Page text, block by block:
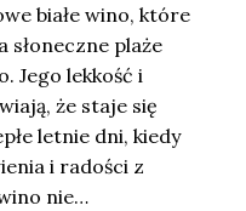
białe wino, które
plaże
Jego lekkość i
że staje się
letnie dni, kiedy
i radości z
nie…